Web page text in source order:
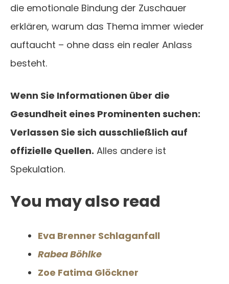
die emotionale Bindung der Zuschauer
erklären, warum das Thema immer wieder
auftaucht – ohne dass ein realer Anlass
besteht.
Wenn Sie Informationen über die
Gesundheit eines Prominenten suchen:
Verlassen Sie sich ausschließlich auf
offizielle Quellen. Alles andere ist
Spekulation.
You may also read
Eva Brenner Schlaganfall
Rabea Böhlke
Zoe Fatima Glöckner